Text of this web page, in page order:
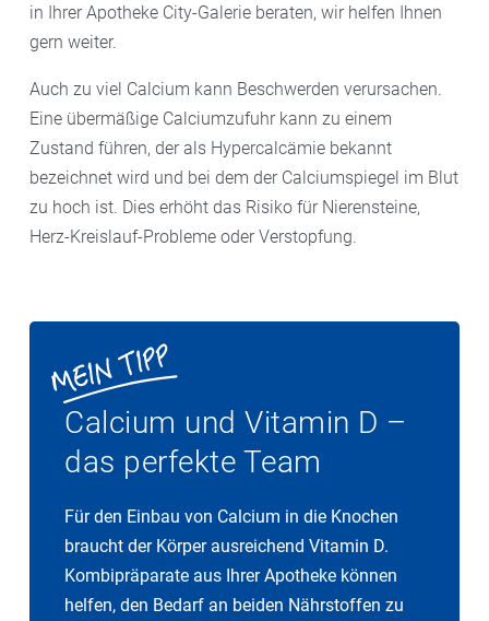
erhalten.
in Ihrer Apotheke City-Galerie beraten, wir helfen Ihnen
gern weiter.
Auch zu viel Calcium kann Beschwerden verursachen.
Eine übermäßige Calciumzufuhr kann zu einem
Zustand führen, der als Hypercalcämie bekannt
bezeichnet wird und bei dem der Calciumspiegel im Blut
zu hoch ist. Dies erhöht das Risiko für Nierensteine,
Herz-Kreislauf-Probleme oder Verstopfung.
Calcium und Vitamin D –
das perfekte Team
Für den Einbau von Calcium in die Knochen
braucht der Körper ausreichend Vitamin D.
Kombipräparate aus Ihrer Apotheke können
helfen, den Bedarf an beiden Nährstoffen zu